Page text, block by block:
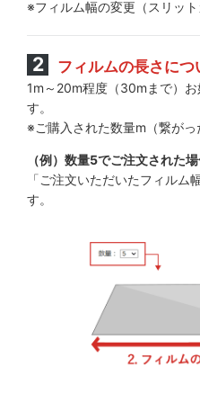
※フィルム幅の変更（スリット
フィルムの長さに
1m～20m程度（30mまで）
す。
※ご購入された数量m（繋がっ
（例）数量5でご注文された
「ご注文いただいたフィルム
す。